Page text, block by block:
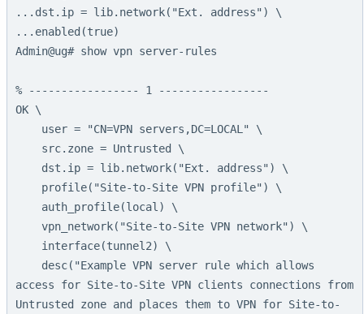
...dst.ip = lib.network("Ext. address") \
...enabled(true)
Admin@ug# show vpn server-rules
% ----------------- 1 -----------------
OK \
access for Site-to-Site VPN clients connections from
Untrusted zone and places them to VPN for Site-to-